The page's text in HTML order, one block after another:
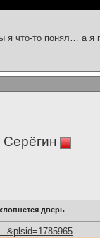
я что-то понял… а
Серёгин
дверь